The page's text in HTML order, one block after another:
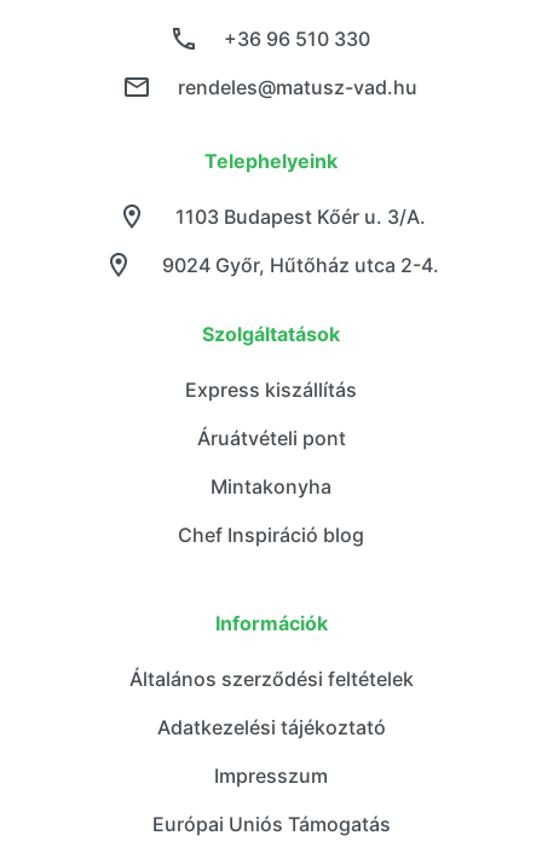
+36 96 510 330
rendeles@matusz-vad.hu
Telephelyeink
9024 Győr, Hűtőház utca 2-4.
1103 Budapest Kőér u. 3/A.
Szolgáltatások
Express kiszállítás
Áruátvételi pont
Mintakonyha
Chef Inspiráció blog
Információk
Általános szerződési feltételek
Adatkezelési tájékoztató
Impresszum
Európai Uniós Támogatás